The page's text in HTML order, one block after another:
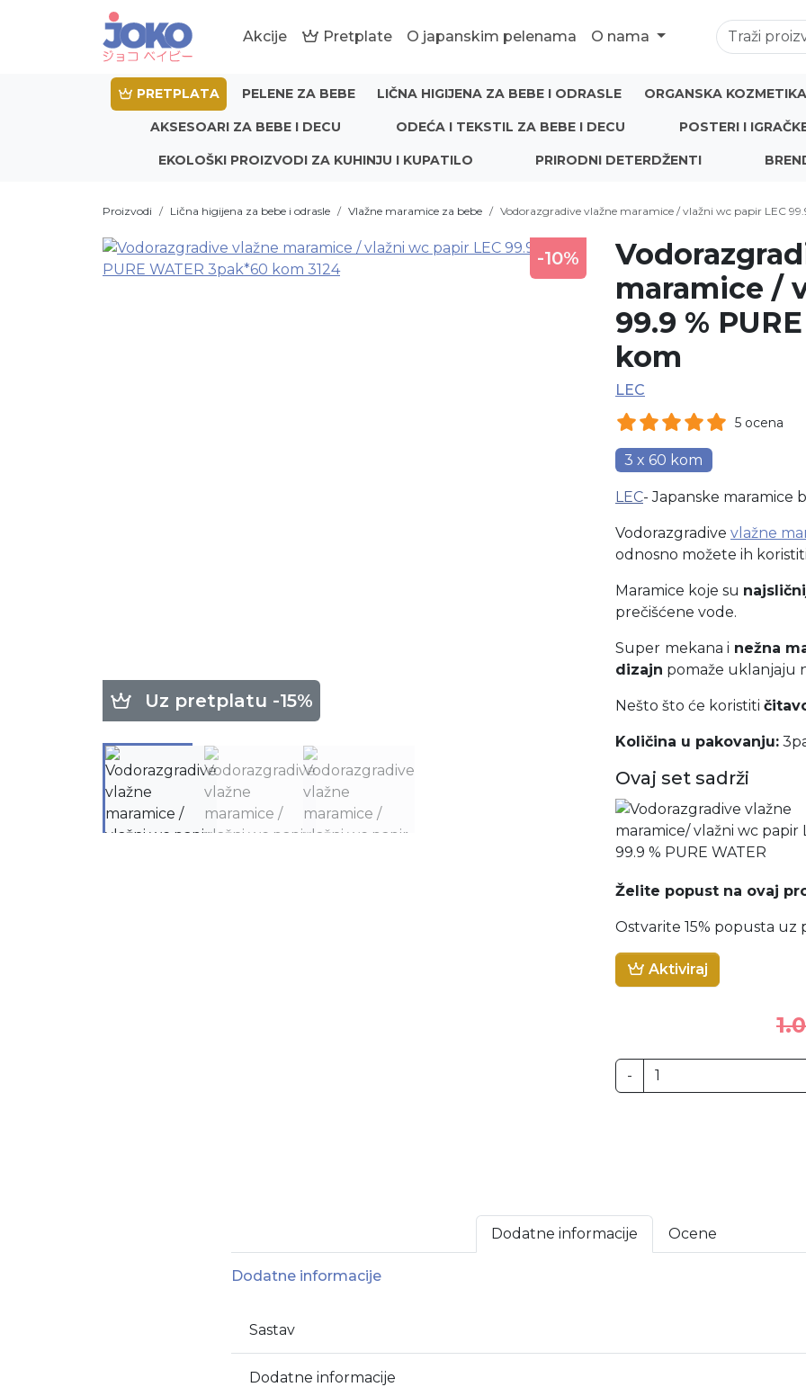
Akcije Pretplate O japanskim pelenama O nama
PRETPLATA PELENE ZA BEBE LIČNA HIGIJENA ZA BEBE I ODRASLE ORGANSKA
AKSESOARI ZA BEBE I DECU ODEĆA I TEKSTIL ZA BEBE I DECU POSTERI I
EKOLOŠKI PROIZVODI ZA KUHINJU I KUPATILO PRIRODNI DETERDŽENTI
Proizvodi Lična higijena za bebe i odrasle Vlažne maramice za bebe Vodorazgradive vlažne maramice / vlažni wc papir LEC
-10%
Uz pretplatu -15%
maramice /
99.9 %
kom
LEC
5 ocena
3 x 60 kom
LEC- Japanske maramice
Vodorazgradive vlažne
odnosno možete ih
Maramice koje su
prečišćene vode.
Super mekana i nežna
dizajn pomaže uklanjaju
Nešto što će koristiti
Količina u pakovanju:
Ovaj set sadrži
Želite popust na ovaj
Ostvarite 15% popusta
Aktiviraj
-
Dodatne informacije Ocene
Dodatne informacije
Sastav
Dodatne informacije